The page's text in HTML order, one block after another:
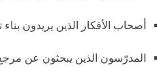
أصحاب الأفكار الذين يريدون
المدرّسون الذين يبحثون عن مرجع